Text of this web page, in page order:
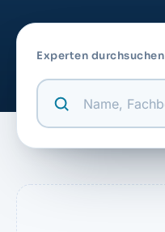
Experten durchsuchen